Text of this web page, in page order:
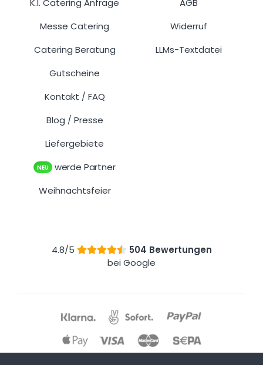
K.I. Catering Anfrage
Messe Catering
Catering Beratung
/
FAQ
Blog /
Liefergebiete
NEU
4.8/5
504 Bewertungen
bei Google